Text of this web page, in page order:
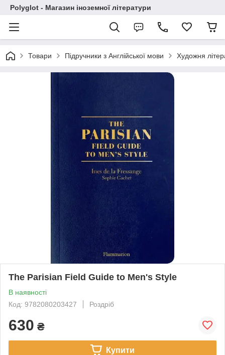
Polyglot - Магазин іноземної літератури
Товари Підручники з Англійської мови Художня
The Parisian Field Guide to Men's Style
В наявності
Код: 9782080203427
Роздріб
630 ₴
Купити